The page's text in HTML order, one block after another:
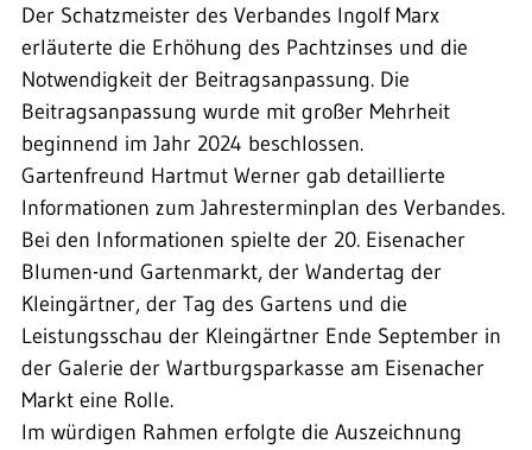
Der Schatzmeister des Verbandes Ingolf Marx
erläuterte die Erhöhung des Pachtzinses und die
Notwendigkeit der Beitragsanpassung. Die
Beitragsanpassung wurde mit großer Mehrheit
beginnend im Jahr 2024 beschlossen.
Gartenfreund Hartmut Werner gab detaillierte
Informationen zum Jahresterminplan des Verbandes.
Bei den Informationen spielte der 20. Eisenacher
Blumen-und Gartenmarkt, der Wandertag der
Kleingärtner, der Tag des Gartens und die
Leistungsschau der Kleingärtner Ende September in
der Galerie der Wartburgsparkasse am Eisenacher
Markt eine Rolle.
Im würdigen Rahmen erfolgte die Auszeichnung